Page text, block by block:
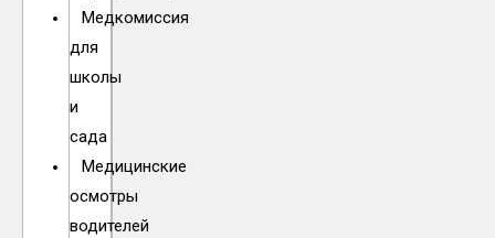
Медкомиссия
для
школы
и
сада
Медицинские
осмотры
водителей